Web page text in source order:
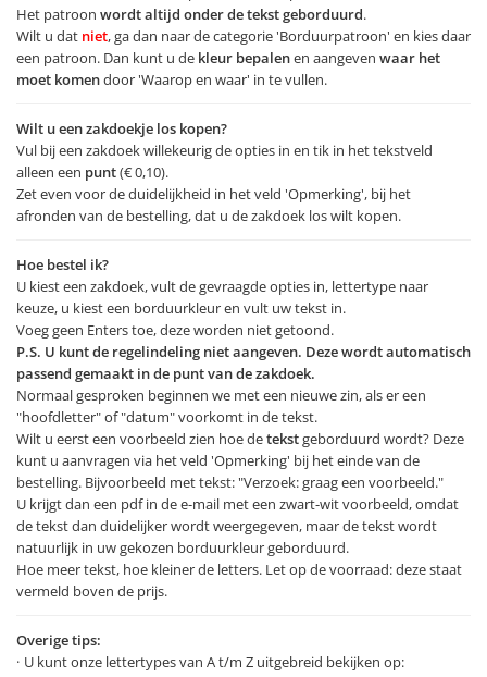
Het patroon wordt altijd onder de tekst geborduurd.
Wilt u dat niet, ga dan naar de categorie 'Borduurpatroon' en kies daar
een patroon. Dan kunt u de kleur bepalenen aangeven waar het
moet komendoor 'Waarop en waar' in te vullen.
Wilt u een zakdoekje los kopen?
Vul bij een zakdoek willekeurig de opties in en tik in het tekstveld
alleen een punt(€ 0,10).
Zet even voor de duidelijkheid in het veld 'Opmerking', bij het
afronden van de bestelling, dat u de zakdoek los wilt kopen.
Hoe bestel ik?
U kiest een zakdoek, vult de gevraagde opties in, lettertype naar
keuze, u kiest een borduurkleur en vult uw tekst in.
Voeg geen Enters toe, deze worden niet getoond.
P.S. U kunt de regelindeling niet aangeven. Deze wordt automatisch
passend gemaakt in de punt van de zakdoek.
Normaal gesproken beginnen we met een nieuwe zin, als er een
"hoofdletter" of "datum" voorkomt in de tekst.
Wilt u eerst een voorbeeld zien hoe detekstgeborduurd wordt? Deze
kunt u aanvragen via het veld 'Opmerking' bij het einde van de
bestelling. Bijvoorbeeld met tekst: "Verzoek: graag een voorbeeld."
U krijgt dan een pdf in de e-mail met een zwart-wit voorbeeld, omdat
de tekst dan duidelijker wordt weergegeven, maar de tekst wordt
natuurlijk in uw gekozen borduurkleur geborduurd.
Hoe meer tekst, hoe kleiner de letters. Let op de voorraad: deze staat
vermeld boven de prijs.
Overige tips:
U kunt onze lettertypes van A t/m Z uitgebreid bekijken op: